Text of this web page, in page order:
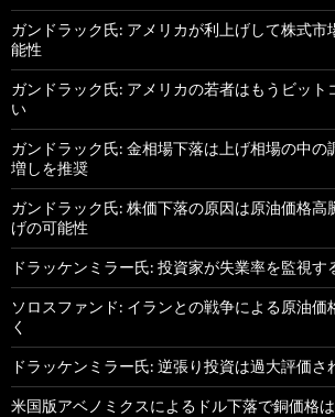
ガンドラック氏: アメリカが利上げして株式市
能性
ガンドラック氏: アメリカの若者はもうビット
い
ガンドラック氏: 金相場下落は上げ相場の中の
増しを推奨
ガンドラック氏: 株価下落の原因は原油価格高
げの可能性
ドラッケンミラー氏: 投資家が失業率を監視す
ソロスファンド: イランとの戦争による原油価
く
ドラッケンミラー氏: 逆張り投資は過大評価さ
米国版アベノミクスによるドル下落で銅価格